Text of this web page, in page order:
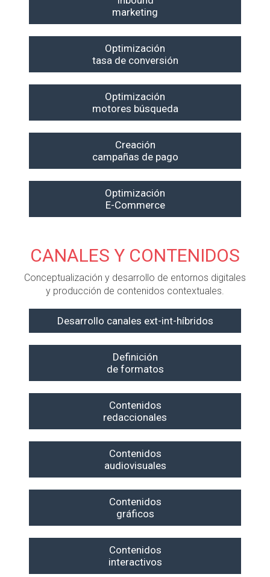
marketing
Optimización
tasa de conversión
Optimización
motores búsqueda
Creación
campañas de pago
Optimización
E-Commerce
CANALES Y CONTENIDOS
Conceptualización y desarrollo de entornos digitales
y producción de contenidos contextuales.
Desarrollo canales ext-int-híbridos
Definición
de formatos
Contenidos
redaccionales
Contenidos
audiovisuales
Contenidos
gráficos
Contenidos
interactivos